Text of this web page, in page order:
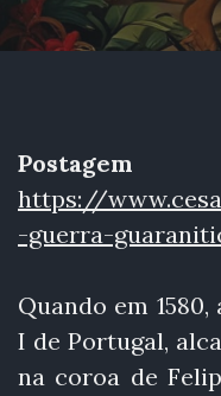
https://
-guerra-
Quando em
I de Portugal,
na coroa de